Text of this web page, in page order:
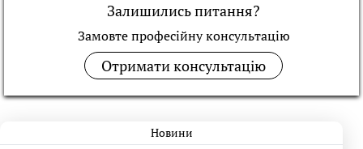
Залишились питання?
Замовте професійну консультацiю
Отримати консультацію
Новини